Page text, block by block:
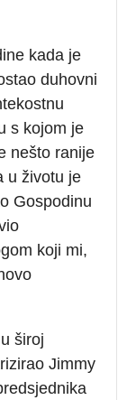
kada je
duhovni
s kojom je
nešto ranije
u životu je
Gospodinu
koji mi,
široj
Jimmy